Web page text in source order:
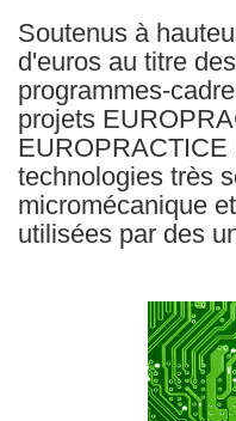
Soutenus à
d'euros au titre
programmes-
projets
EUROPRACTICE
technologies très
micromécanique
utilisées par des